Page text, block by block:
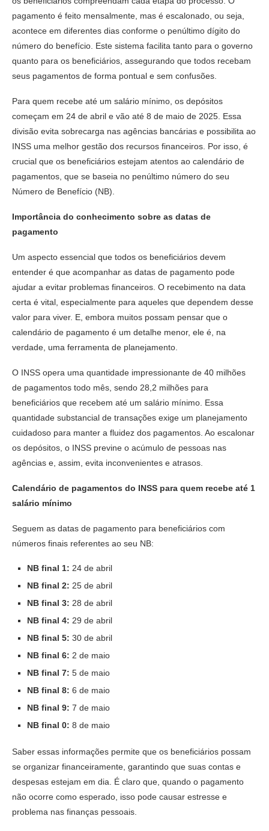
pagamento é feito mensalmente, mas é escalonado, ou seja,
acontece em diferentes dias conforme o penúltimo dígito do
número do benefício. Este sistema facilita tanto para o governo
quanto para os beneficiários, assegurando que todos recebam
seus pagamentos de forma pontual e sem confusões.
Para quem recebe até um salário mínimo, os depósitos
começam em 24 de abril e vão até 8 de maio de 2025. Essa
divisão evita sobrecarga nas agências bancárias e possibilita ao
INSS uma melhor gestão dos recursos financeiros. Por isso, é
crucial que os beneficiários estejam atentos ao calendário de
pagamentos, que se baseia no penúltimo número do seu
Número de Benefício (NB).
Importância do conhecimento sobre as datas de
pagamento
Um aspecto essencial que todos os beneficiários devem
entender é que acompanhar as datas de pagamento pode
ajudar a evitar problemas financeiros. O recebimento na data
certa é vital, especialmente para aqueles que dependem desse
valor para viver. E, embora muitos possam pensar que o
calendário de pagamento é um detalhe menor, ele é, na
verdade, uma ferramenta de planejamento.
O INSS opera uma quantidade impressionante de 40 milhões
de pagamentos todo mês, sendo 28,2 milhões para
beneficiários que recebem até um salário mínimo. Essa
quantidade substancial de transações exige um planejamento
cuidadoso para manter a fluidez dos pagamentos. Ao escalonar
os depósitos, o INSS previne o acúmulo de pessoas nas
agências e, assim, evita inconvenientes e atrasos.
Calendário de pagamentos do INSS para quem recebe até 1
salário mínimo
Seguem as datas de pagamento para beneficiários com
números finais referentes ao seu NB:
NB final 1: 24 de abril
NB final 2: 25 de abril
NB final 3: 28 de abril
NB final 4: 29 de abril
NB final 5: 30 de abril
NB final 6: 2 de maio
NB final 7: 5 de maio
NB final 8: 6 de maio
NB final 9: 7 de maio
NB final 0: 8 de maio
Saber essas informações permite que os beneficiários possam
se organizar financeiramente, garantindo que suas contas e
despesas estejam em dia. É claro que, quando o pagamento
não ocorre como esperado, isso pode causar estresse e
problema nas finanças pessoais.